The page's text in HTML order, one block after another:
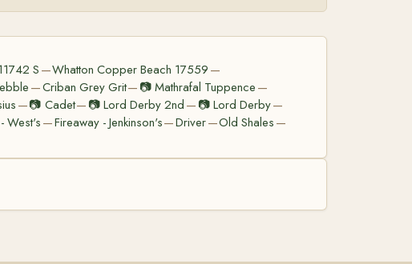
S —Whatton Copper Beach 17559 —
—Criban Grey Grit— 📷Mathrafal Tuppence —
—📷 Cadet— 📷Lord Derby 2nd — 📷Lord Derby—
West's —Fireaway - Jenkinson's—Driver—Old Shales —